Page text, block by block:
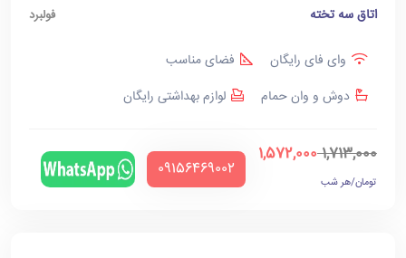
اتاق سه تخته فولبرد
وای فای رایگان
فضای مناسب
دوش و وان حمام
لوازم بهداشتی رایگان
1,713,000
1,572,000
تومان/هر شب
‪09156469002‬